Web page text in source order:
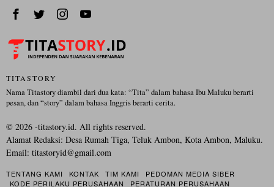
TITASTORY
Nama Titastory diambil dari dua kata: “Tita” dalam bahasa Ibu Maluku berarti
pesan, dan “story” dalam bahasa Inggris berarti cerita.
© 2026 -titastory.id. All rights reserved.
Alamat Redaksi: Desa Rumah Tiga, Teluk Ambon, Kota Ambon, Maluku.
Email: titastoryid@gmail.com
TENTANG KAMI KONTAK TIM KAMI
PEDOMAN MEDIA SIBER
KODE PERILAKU PERUSAHAAN
PERATURAN PERUSAHAAN